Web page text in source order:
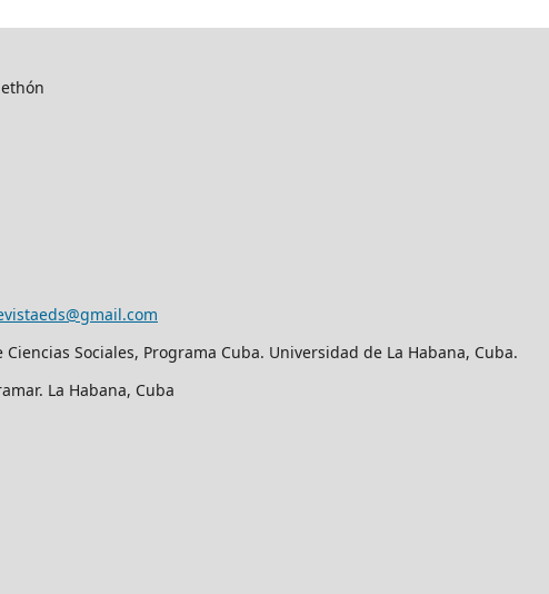
Sociales, Programa Cuba. Universidad de La Habana, Cuba.
La Habana, Cuba